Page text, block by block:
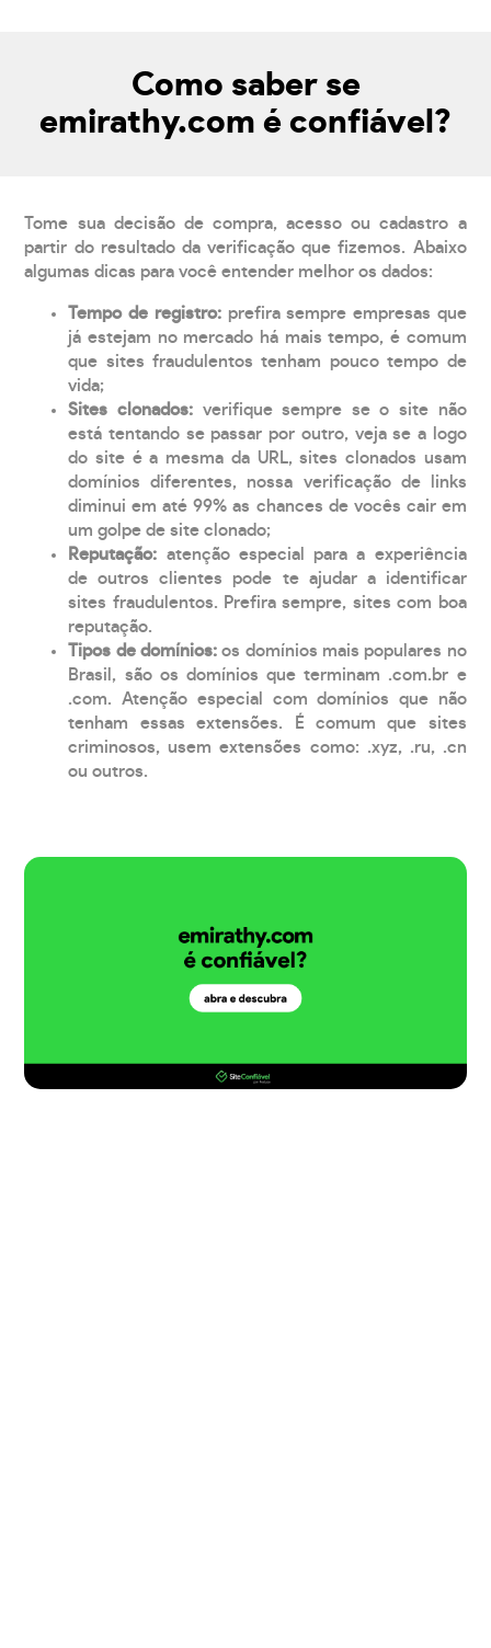
Como saber se
emirathy.com é confiável?
Tome sua decisão de compra, acesso ou cadastro a
partir do resultado da verificação que fizemos. Abaixo
algumas dicas para você entender melhor os dados:
Tempo de registro: prefira sempre empresas que
já estejam no mercado há mais tempo, é comum
que sites fraudulentos tenham pouco tempo de
vida;
Sites clonados: verifique sempre se o site não
está tentando se passar por outro, veja se a logo
do site é a mesma da URL, sites clonados usam
domínios diferentes, nossa verificação de links
diminui em até 99% as chances de vocês cair em
um golpe de site clonado;
Reputação: atenção especial para a experiência
de outros clientes pode te ajudar a identificar
sites fraudulentos. Prefira sempre, sites com boa
reputação.
Tipos de domínios:os domínios mais populares no
Brasil, são os domínios que terminam .com.br e
.com. Atenção especial com domínios que não
tenham essas extensões. É comum que sites
criminosos, usem extensões como: .xyz, .ru, .cn
ou outros.